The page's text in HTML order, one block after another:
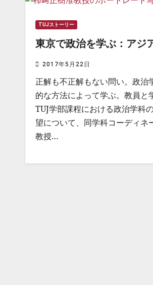
TUJストーリー
東京で政治を学ぶ：アジ
2017年5月22日
正解も不正解もない問い。政治
的な方法によって学ぶ。教員と
TUJ学部課程における政治学科
望について、同学科コーディネ
教授…